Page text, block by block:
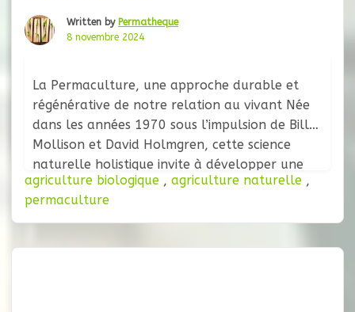
Written by Permatheque
8 novembre 2024
La Permaculture, une approche durable et
régénérative de notre relation au vivant Née
dans les années 1970 sous l’impulsion de Bill
Mollison et David Holmgren, cette science
naturelle holistique invite à développer une
philosophie et des modèles de design, pour
créer des systèmes de vie résilients et
productifs, en harmonie avec la nature. Elle
agriculture biologique , agriculture naturelle ,
permaculture